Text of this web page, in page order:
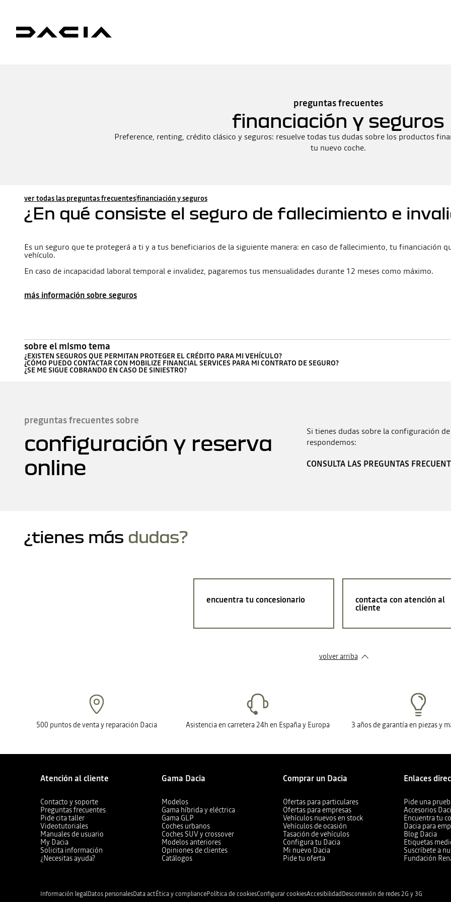
preguntas frecuentes
financiación y seguros
Preference, renting, crédito clásico y seguros: resuelve todas tus dudas sobre los productos
tu nuevo coche.
ver todas las preguntas frecuentesfinanciación y seguros
¿En qué consiste el seguro de fallecimiento e
Es un seguro que te protegerá a ti y a tus beneficiarios de la siguiente manera: en caso de fallecimiento, tu financiación
vehículo.
En caso de incapacidad laboral temporal e invalidez, pagaremos tus mensualidades durante 12 meses como máximo.
más información sobre seguros
sobre el mismo tema
¿EXISTEN SEGUROS QUE PERMITAN PROTEGER EL CRÉDITO PARA MI VEHÍCULO?
¿CÓMO PUEDO CONTACTAR CON MOBILIZE FINANCIAL SERVICES PARA MI CONTRATO DE SEGURO?
¿SE ME SIGUE COBRANDO EN CASO DE SINIESTRO?
preguntas frecuentes sobre
configuración y reserva
online
Si tienes dudas sobre la configuración
respondemos:
CONSULTA LAS PREGUNTAS
¿tienes más dudas?
encuentra tu concesionario contacta con atención al
cliente
volver arriba
500 puntos de venta y reparación Dacia Asistencia en carretera 24h en España y Europa 3 años de garantía en piezas y
Atención al cliente
Contacto y soporte
Preguntas frecuentes
Pide cita taller
Videotutoriales
Manuales de usuario
My Dacia
Solicita información
¿Necesitas ayuda?
Gama Dacia
Modelos
Gama híbrida y eléctrica
Gama GLP
Coches urbanos
Coches SUV y crossover
Modelos anteriores
Opiniones de clientes
Catálogos
Comprar un Dacia
Ofertas para particulares
Ofertas para empresas
Vehículos nuevos en stock
Vehículos de ocasión
Tasación de vehículos
Configura tu Dacia
Mi nuevo Dacia
Pide tu oferta
Enlaces
Pide una
Accesorios
Encuentra tu
Dacia para
Blog Dacia
Etiquetas
Suscríbete a
Fundación
Información legalDatos personalesData actÉtica y compliancePolítica de cookiesConfigurar cookiesAccesibilidadDesconexión de redes 2G y 3G